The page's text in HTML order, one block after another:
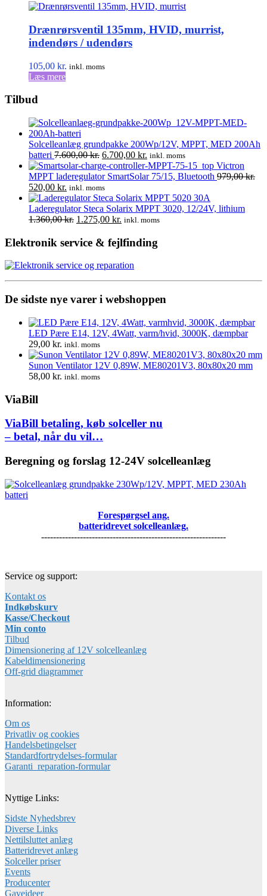
Drænrørsventil 135mm, HVID, murrist,
indendørs / udendørs
105,00 kr. inkl. moms
Læs mere
Tilbud
Solcelleanlæg grundpakke 200Wp/12V, MPPT, MED 200Ah
batteri 7.600,00kr. Den
oprindelige
pris
var:
7.600,00 kr..
6.700,00 kr. Den
aktuelle
pris
6.700,00 kr..
inkl. moms
Victron
MPPT laderegulator SmartSolar 75/15, Bluetooth 979,00kr.
Den
oprindelige
pris
var:
520,00 kr. Den
aktuelle
pris
er:
inkl. moms
30A
Laderegulator Steca Solarix MPPT 3020, 12/24V, lithium
1.360,00kr. Den
pris
1.360,00 kr..
1.275,00 kr. Den
pris
1.275,00 kr..
inkl. moms
Elektronik service & fejlfinding
De sidste nye varer i webshoppen
LED Pære E14, 12V, 4Watt, varm/hvid, 3000K, dæmpbar
29,00 kr. inkl. moms
Sunon Ventilator 12V 0,89W, ME80201V3, 80x80x20 mm
58,00 kr. inkl. moms
ViaBill
ViaBill betaling, køb solceller nu
– betal, når du vil…
Beregning og forslag 12-24V solcelleanlæg
Forespørgsel ang.
batteridrevet solcelleanlæg.
--------------------------------------------------------------
Service og support:
Kontakt os
Indkøbskurv
Kasse/Checkout
Min conto
Tilbud
Dimensionering af 12V solcelleanlæg
Kabeldimensionering
Off-grid diagrammer
Information:
Om os
Privatliv og cookies
Handelsbetingelser
Standardfortrydelses-formular
Garanti_reparation-formular
Nyttige Links:
Sidste Nyhedsbrev
Diverse Links
Nettilsluttet anlæg
Batteridrevet anlæg
Solceller priser
Events
Producenter
Gaveideer